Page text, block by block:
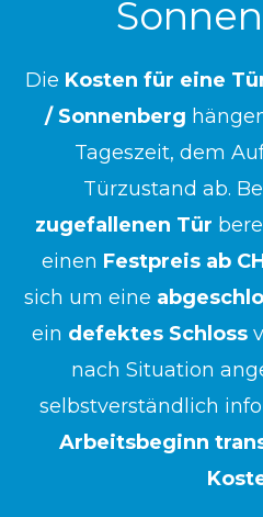
Die Kosten für eine
/ Sonnenberg
Tageszeit, dem
Türzustand ab.
zugefallenen Tür
einen Festpreis ab
sich um eine
ein defektes Schloss
nach Situation
selbstverständlich
Arbeitsbeginn